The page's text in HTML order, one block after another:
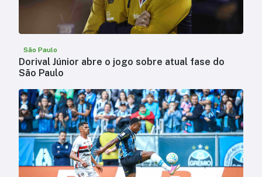
São Paulo
Dorival Júnior abre o jogo sobre atual fase do
São Paulo